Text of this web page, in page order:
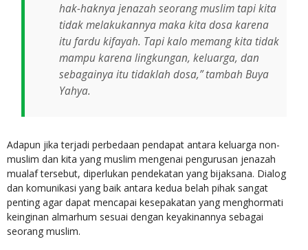
hak-haknya jenazah seorang muslim tapi kita
tidak melakukannya maka kita dosa karena
itu fardu kifayah. Tapi kalo memang kita tidak
mampu karena lingkungan, keluarga, dan
sebagainya itu tidaklah dosa,” tambah Buya
Yahya.
Adapun jika terjadi perbedaan pendapat antara keluarga non-
muslim dan kita yang muslim mengenai pengurusan jenazah
mualaf tersebut, diperlukan pendekatan yang bijaksana. Dialog
dan komunikasi yang baik antara kedua belah pihak sangat
penting agar dapat mencapai kesepakatan yang menghormati
keinginan almarhum sesuai dengan keyakinannya sebagai
seorang muslim.